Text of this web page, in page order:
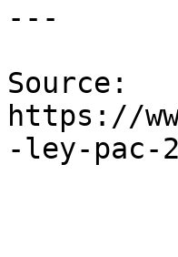
---
Source:
https://